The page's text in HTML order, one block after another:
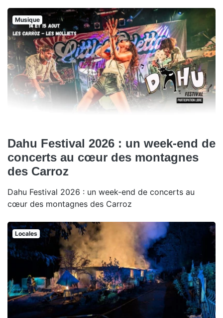
Musique
Dahu Festival 2026 : un week-end de
concerts au cœur des montagnes
des Carroz
Dahu Festival 2026 : un week-end de concerts au
cœur des montagnes des Carroz
Locales